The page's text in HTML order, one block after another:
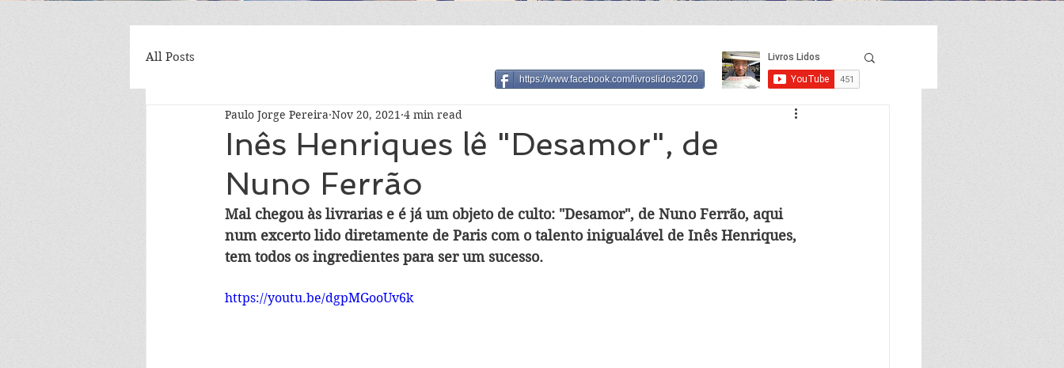
All Posts
Inês Henriques lê "Desamor", de
Nuno Ferrão
Paulo Jorge Pereira Nov 20, 2021 4 min read
Mal chegou às livrarias e é já um objeto de culto: "Desamor", de Nuno Ferrão, aqui
num excerto lido diretamente de Paris com o talento inigualável de Inês Henriques,
tem todos os ingredientes para ser um sucesso.
https://youtu.be/dgpMGooUv6k
https://www.facebook.com/livroslidos2020